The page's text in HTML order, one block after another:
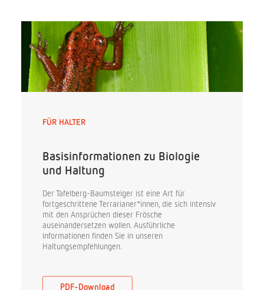
FÜR HALTER
Basisinformationen zu Biologie
und Haltung
Der Tafelberg-Baumsteiger ist eine Art für
fortgeschrittene Terrarianer*innen, die sich intensiv
mit den Ansprüchen dieser Frösche
auseinandersetzen wollen. Ausführliche
Informationen finden Sie in unseren
Haltungsempfehlungen.
PDF-Download